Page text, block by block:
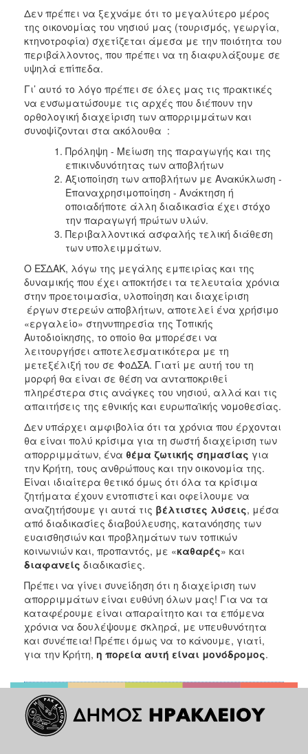
Δεν πρέπει να ξεχνάμε ότι το μεγαλύτερο μέρος
της οικονομίας του νησιού μας (τουρισμός, γεωργία,
κτηνοτροφία) σχετίζεται άμεσα με την ποιότητα του
περιβάλλοντος, που πρέπει να τη διαφυλάξουμε σε
υψηλά επίπεδα.
Γι’ αυτό το λόγο πρέπει σε όλες μας τις πρακτικές
να ενσωματώσουμε τις αρχές που διέπουν την
ορθολογική διαχείριση των απορριμμάτων και
συνοψίζονται στα ακόλουθα :
Πρόληψη - Μείωση της παραγωγής και της
επικινδυνότητας των αποβλήτων
Αξιοποίηση των αποβλήτων με Ανακύκλωση -
Επαναχρησιμοποίηση - Ανάκτηση ή
οποιαδήποτε άλλη διαδικασία έχει στόχο
την παραγωγή πρώτων υλών.
Περιβαλλοντικά ασφαλής τελική διάθεση
των υπολειμμάτων.
Ο ΕΣΔΑΚ, λόγω της μεγάλης εμπειρίας και της
δυναμικής που έχει αποκτήσει τα τελευταία χρόνια
στην προετοιμασία, υλοποίηση και διαχείριση
έργων στερεών αποβλήτων, αποτελεί ένα χρήσιμο
«εργαλείο» στηνυπηρεσία της Τοπικής
Αυτοδιοίκησης, το οποίο θα μπορέσει να
λειτουργήσει αποτελεσματικότερα με τη
μετεξέλιξή του σε ΦοΔΣΑ. Γιατί με αυτή του τη
μορφή θα είναι σε θέση να ανταποκριθεί
πληρέστερα στις ανάγκες του νησιού, αλλά και τις
απαιτήσεις της εθνικής και ευρωπαϊκής νομοθεσίας.
Δεν υπάρχει αμφιβολία ότι τα χρόνια που έρχονται
θα είναι πολύ κρίσιμα για τη σωστή διαχείριση των
απορριμμάτων, ένα θέμα ζωτικής σημασίας για
την Κρήτη, τους ανθρώπους και την οικονομία της.
Είναι ιδιαίτερα θετικό όμως ότι όλα τα κρίσιμα
ζητήματα έχουν εντοπιστεί και οφείλουμε να
αναζητήσουμε γι αυτά τις βέλτιστες λύσεις, μέσα
από διαδικασίες διαβούλευσης, κατανόησης των
ευαισθησιών και προβλημάτων των τοπικών
κοινωνιών και, προπαντός, με «καθαρές» και
διαφανείς διαδικασίες.
Πρέπει να γίνει συνείδηση ότι η διαχείριση των
απορριμμάτων είναι ευθύνη όλων μας! Για να τα
καταφέρουμε είναι απαραίτητο και τα επόμενα
χρόνια να δουλέψουμε σκληρά, με υπευθυνότητα
και συνέπεια! Πρέπει όμως να το κάνουμε, γιατί,
για την Κρήτη, η πορεία αυτή είναι μονόδρομος.